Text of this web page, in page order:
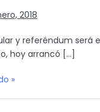
2018
y referéndum será
hoy arrancó […]
»